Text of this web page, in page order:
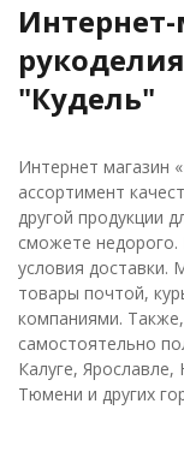
"Кудель"
Интернет магазин
ассортимент
другой продукции
сможете
условия доставки.
товары почтой,
компаниями.
самостоятельно
Калуге,
Тюмени и других